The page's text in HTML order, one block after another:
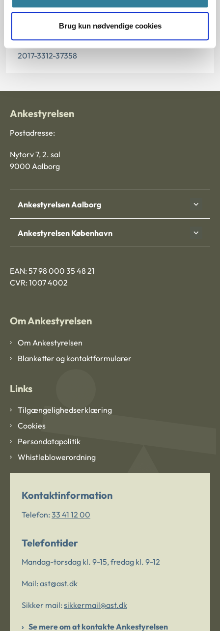
Brug kun nødvendige cookies
§ 27
2017-3312-37358
Ankestyrelsen
Postadresse:
Nytorv 7, 2. sal
9000 Aalborg
Ankestyrelsen Aalborg
Ankestyrelsen København
EAN: 57 98 000 35 48 21
CVR: 1007 4002
Om Ankestyrelsen
Om Ankestyrelsen
Blanketter og kontaktformularer
Links
Tilgængelighedserklæring
Cookies
Persondatapolitik
Whistleblowerordning
Kontaktinformation
Telefon: 33 41 12 00
Telefontider
Mandag-torsdag kl. 9-15, fredag kl. 9-12
Mail: ast@ast.dk
Sikker mail: sikkermail@ast.dk
Se mere om at kontakte Ankestyrelsen